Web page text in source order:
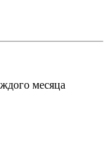
месяца